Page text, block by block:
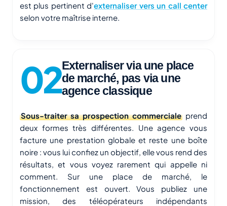
est plus pertinent d'externaliser vers un call center
selon votre maîtrise interne.
Externaliser via une place
de marché, pas via une
agence classique
Sous-traiter sa prospection commercialeprend
deux formes très différentes. Une agence vous
facture une prestation globale et reste une boîte
noire : vous lui confiez un objectif, elle vous rend des
résultats, et vous voyez rarement qui appelle ni
comment. Sur une place de marché, le
fonctionnement est ouvert. Vous publiez une
mission, des téléopérateurs indépendants